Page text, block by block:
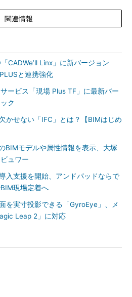
関連情報
CADWe’ll Linx」に新バージョン
と連携強化
ービス「現場 Plus TF」に最新バー
ク
かせない「IFC」とは？【BIMはじめ
BIMモデルや属性情報を表示、大塚
ュワー
入支援を開始、アンドパッドならで
現場定着へ
を実寸投影できる「GyroEye」、メ
Leap 2」に対応